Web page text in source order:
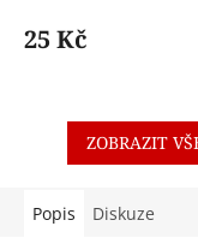
25 Kč
ZOBRAZIT
Popis Diskuze